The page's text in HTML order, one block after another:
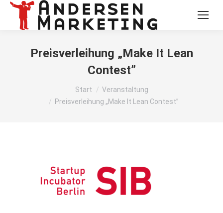
Preisverleihung „Make It Lean
Contest”
Sie befinden sich hier:Start
Veranstaltung
Preisverleihung „Make It Lean Contest”